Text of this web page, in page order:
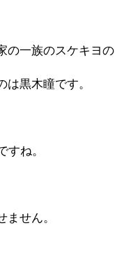
の一族のスケキヨの
黒木瞳です。
すね。
せん。